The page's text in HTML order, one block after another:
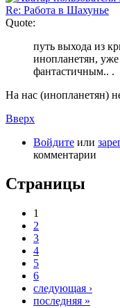
Re: Работа в Шахунье
Quote:
путь выхода из
инопланетян,
фантастичным.. .
На нас (инопланетян)
Вверх
Войдите или
комментарии
Страницы
1
2
3
4
5
6
следующая ›
последняя »